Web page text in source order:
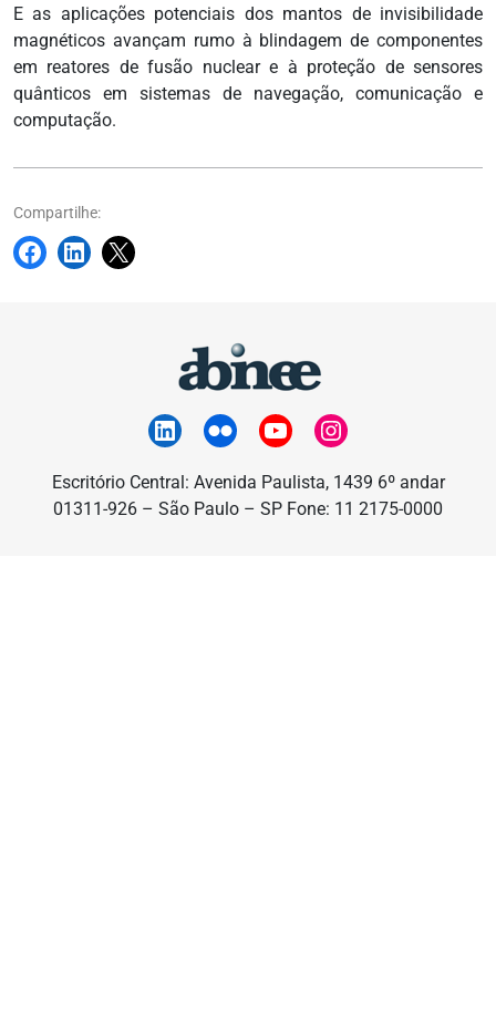
E as aplicações potenciais dos mantos de invisibilidade
magnéticos avançam rumo à blindagem de componentes
em reatores de fusão nuclear e à proteção de sensores
quânticos em sistemas de navegação, comunicação e
computação.
Compartilhe:
Escritório Central: Avenida Paulista, 1439 6º andar
01311-926 – São Paulo – SP Fone: 11 2175-0000